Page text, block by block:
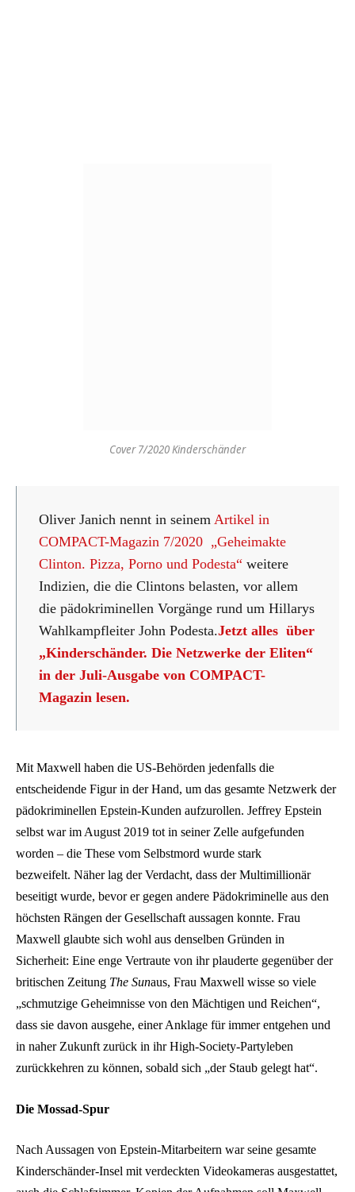
Cover 7/2020 Kinderschänder
Oliver Janich nennt in seinem Artikel in
COMPACT-Magazin 7/2020 „Geheimakte
Clinton. Pizza, Porno und Podesta“ weitere
Indizien, die die Clintons belasten, vor allem
die pädokriminellen Vorgänge rund um Hillarys
Wahlkampfleiter John Podesta.Jetzt alles über
„Kinderschänder. Die Netzwerke der Eliten“
in der Juli-Ausgabe von COMPACT-
Magazin lesen.
Mit Maxwell haben die US-Behörden jedenfalls die
entscheidende Figur in der Hand, um das gesamte Netzwerk der
pädokriminellen Epstein-Kunden aufzurollen. Jeffrey Epstein
selbst war im August 2019 tot in seiner Zelle aufgefunden
worden – die These vom Selbstmord wurde stark
bezweifelt. Näher lag der Verdacht, dass der Multimillionär
beseitigt wurde, bevor er gegen andere Pädokriminelle aus den
höchsten Rängen der Gesellschaft aussagen konnte. Frau
Maxwell glaubte sich wohl aus denselben Gründen in
Sicherheit: Eine enge Vertraute von ihr plauderte gegenüber der
britischen Zeitung The Sunaus, Frau Maxwell wisse so viele
„schmutzige Geheimnisse von den Mächtigen und Reichen“,
dass sie davon ausgehe, einer Anklage für immer entgehen und
in naher Zukunft zurück in ihr High-Society-Partyleben
zurückkehren zu können, sobald sich „der Staub gelegt hat“.
Die Mossad-Spur
Nach Aussagen von Epstein-Mitarbeitern war seine gesamte
Kinderschänder-Insel mit verdeckten Videokameras ausgestattet,